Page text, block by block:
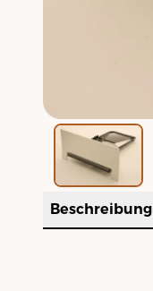
Beschreibung